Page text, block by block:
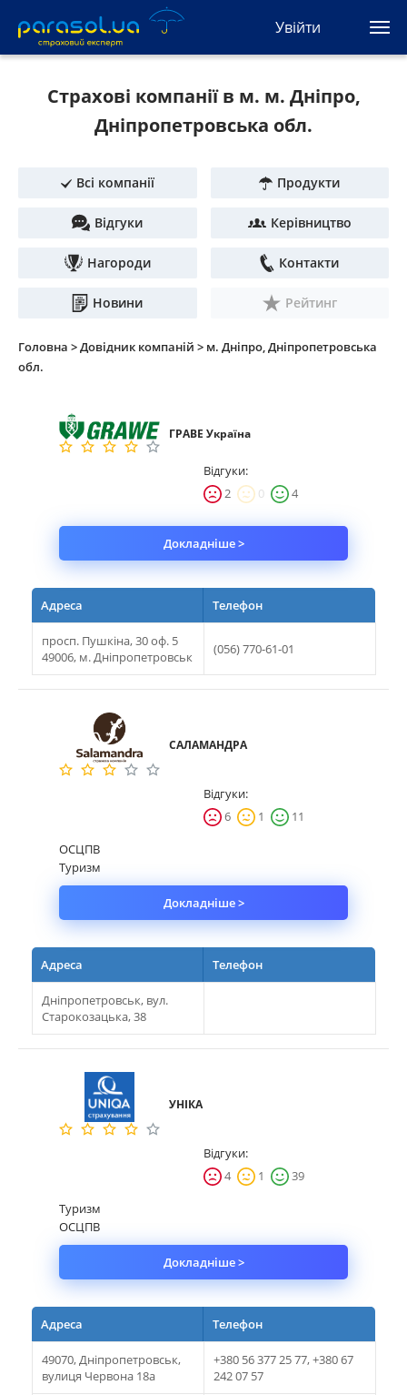
Увійти
(093) 170-33-90
RuEn
Туристична
Автозахист
КАСКО
Майно
Новини
Партнерська програма
Страхові компанії в м. м. Дніпро,
Дніпропетровська обл.
Всі компанії Продукти
Відгуки Керівництво
Нагороди Контакти
Новини Рейтинг
Головна >Довідник компаній > м. Дніпро, Дніпропетровська
обл.
ГРАВЕ Україна
Відгуки:
2
0 4
Докладніше >
Адреса Телефон
просп. Пушкіна, 30 оф. 5
49006, м. Дніпропетровськ
(056) 770-61-01
САЛАМАНДРА
Відгуки:
6
1
11
ОСЦПВ
Туризм
Докладніше >
Адреса Телефон
Дніпропетровськ, вул.
Старокозацька, 38
УНІКА
Відгуки:
4
1
39
Туризм
ОСЦПВ
Докладніше >
Адреса Телефон
49070, Дніпропетровськ,
вулиця Червона 18а
+380 56 377 25 77, +380 67
242 07 57